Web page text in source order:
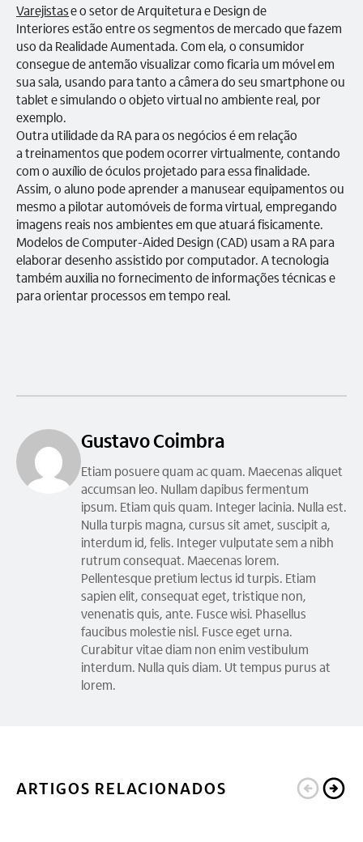
Varejistase o setor de Arquitetura e Design de
Interiores estão entre os segmentos de mercado que fazem
uso da Realidade Aumentada. Com ela, o consumidor
consegue de antemão visualizar como ficaria um móvel em
sua sala, usando para tanto a câmera do seu smartphone ou
tablet e simulando o objeto virtual no ambiente real, por
exemplo.
Outra utilidade da RA para os negócios é em relação
a treinamentos que podem ocorrer virtualmente, contando
com o auxílio de óculos projetado para essa finalidade.
Assim, o aluno pode aprender a manusear equipamentos ou
mesmo a pilotar automóveis de forma virtual, empregando
imagens reais nos ambientes em que atuará fisicamente.
Modelos de Computer-Aided Design (CAD) usam a RA para
elaborar desenho assistido por computador. A tecnologia
também auxilia no fornecimento de informações técnicas e
para orientar processos em tempo real.
Gustavo Coimbra
Etiam posuere quam ac quam. Maecenas aliquet
accumsan leo. Nullam dapibus fermentum
ipsum. Etiam quis quam. Integer lacinia. Nulla est.
Nulla turpis magna, cursus sit amet, suscipit a,
interdum id, felis. Integer vulputate sem a nibh
rutrum consequat. Maecenas lorem.
Pellentesque pretium lectus id turpis. Etiam
sapien elit, consequat eget, tristique non,
venenatis quis, ante. Fusce wisi. Phasellus
faucibus molestie nisl. Fusce eget urna.
Curabitur vitae diam non enim vestibulum
interdum. Nulla quis diam. Ut tempus purus at
lorem.
ARTIGOS RELACIONADOS